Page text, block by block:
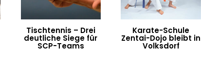
Tischtennis – Drei
deutliche Siege für
SCP-Teams
Karate-Schule
Zentai-Dojo bleibt in
Volksdorf